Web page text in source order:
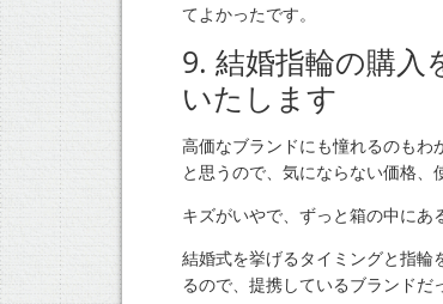
てよかったです。
9. 結婚指輪の購
いたします
高価なブランドにも憧れるのもわ
と思うので、気にならない価格、
キズがいやで、ずっと箱の中にあ
結婚式を挙げるタイミングと指輪
るので、提携しているブランドだ